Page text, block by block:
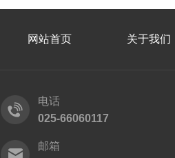
网站首页 关于我们
电话
025-66060117
邮箱